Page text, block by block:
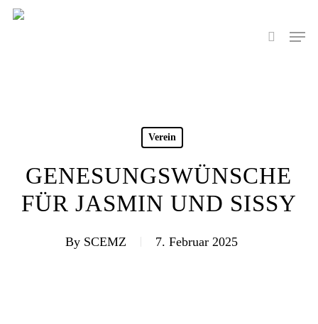
Skip
search
Menu
Verein
GENESUNGSWÜNSCHE
FÜR JASMIN UND SISSY
By SCEMZ 7. Februar 2025